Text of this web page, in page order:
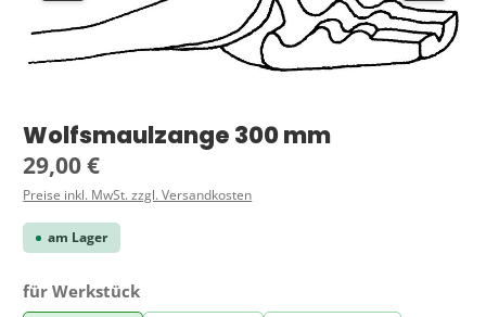
Wolfsmaulzange 300 mm
Regulärer Preis:
29,00 €
Preise inkl. MwSt. zzgl. Versandkosten
am Lager
für Werkstückauswählen